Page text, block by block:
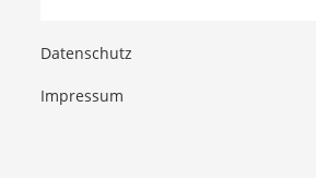
Datenschutz
Impressum